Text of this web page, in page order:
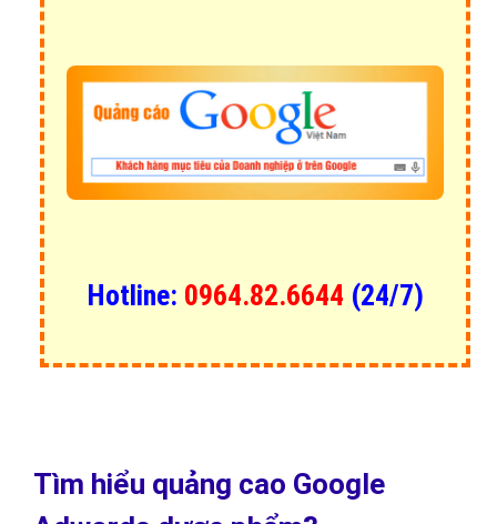
Hotline: 0964.82.6644 (24/7)
Tìm hiểu quảng cao Google